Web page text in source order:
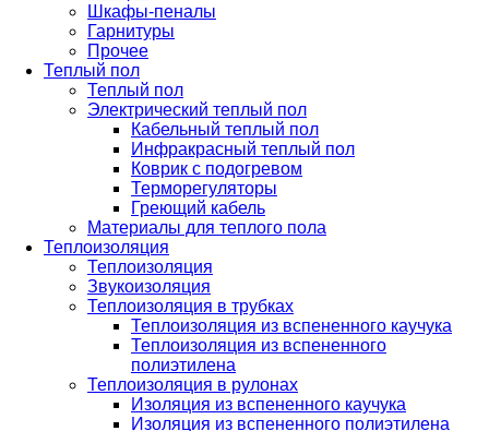
Шкафы-пеналы
Гарнитуры
Прочее
Теплый пол
Теплый пол
Электрический теплый пол
Кабельный теплый пол
Инфракрасный теплый пол
Коврик с подогревом
Терморегуляторы
Греющий кабель
Материалы для теплого пола
Теплоизоляция
Теплоизоляция
Звукоизоляция
Теплоизоляция в трубках
Теплоизоляция из вспененного каучука
Теплоизоляция из вспененного
полиэтилена
Теплоизоляция в рулонах
Изоляция из вспененного каучука
Изоляция из вспененного полиэтилена